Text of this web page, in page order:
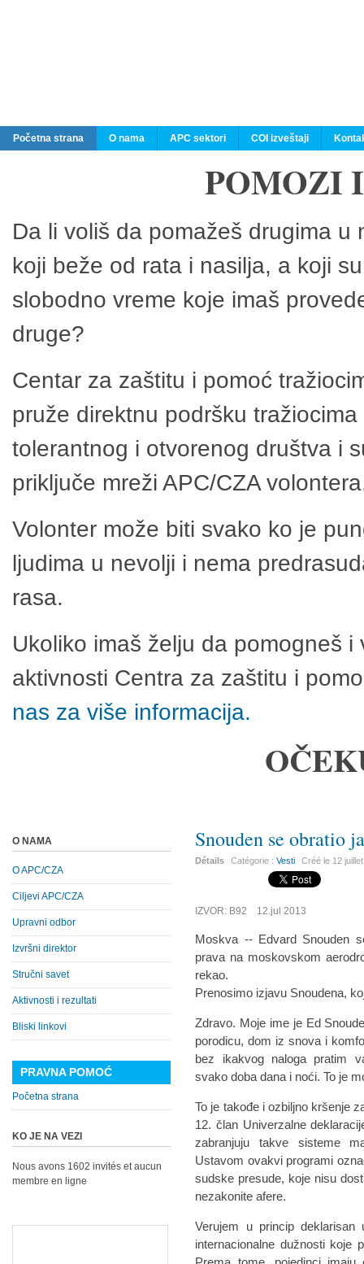
Početna strana O nama APC sektori COI izveštaji
POMOZI
Da li voliš da pomažeš drugima
koji beže od rata i nasilja, a koji
slobodno vreme koje imaš
druge?
Centar za zaštitu i pomoć
pruže direktnu podršku
tolerantnog i otvorenog društva i
priključe mreži APC/CZA
Volonter može biti svako ko je
ljudima u nevolji i nema
rasa.
Ukoliko imaš želju da pomogneš
aktivnosti Centra za zaštitu i
nas za više informacija.
Snouden se obratio
Détails Catégorie :Vesti Créé le 12
IZVOR: B92 12.jul 2013
Moskva -- Edvard Snouden
prava na moskovskom
rekao.
Prenosimo izjavu Snoudena,
Zdravo. Moje ime je Ed
porodicu, dom iz snova i
bez ikakvog naloga pratim
svako doba dana i noći. To je
To je takođe i ozbiljno kršenje
12. član Univerzalne
zabranjuju takve sisteme
Ustavom ovakvi programi
sudske presude, koje nisu
nezakonite afere.
Verujem u princip deklarisan
internacionalne dužnosti koje
O NAMA
O APC/CZA
Ciljevi APC/CZA
Upravni odbor
Izvršni direktor
Stručni savet
Aktivnosti i rezultati
Bliski linkovi
PRAVNA POMOĆ
Početna strana
KO JE NA VEZI
Nous avons 1602 invités et aucun
membre en ligne